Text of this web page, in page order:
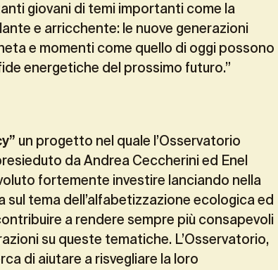
giovani di temi importanti come la
e arricchente: le nuove generazioni
e momenti come quello di oggi possono
energetiche del prossimo futuro.”
un progetto nel quale l’Osservatorio
da Andrea Ceccherini ed Enel
fortemente investire lanciando nella
sul tema dell’alfabetizzazione ecologica ed
a rendere sempre più consapevoli
su queste tematiche. L’Osservatorio,
di aiutare a risvegliare la loro